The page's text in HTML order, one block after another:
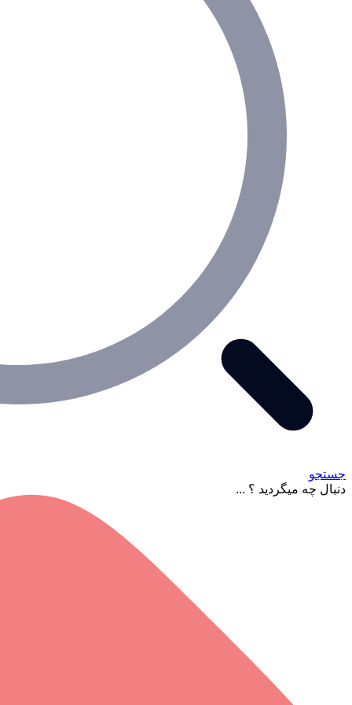
جستجو
دنبال چه میگردید ؟ ...